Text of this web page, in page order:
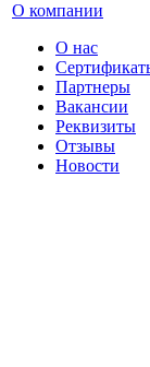
О компании
О нас
Партнеры
Вакансии
Реквизиты
Отзывы
Новости